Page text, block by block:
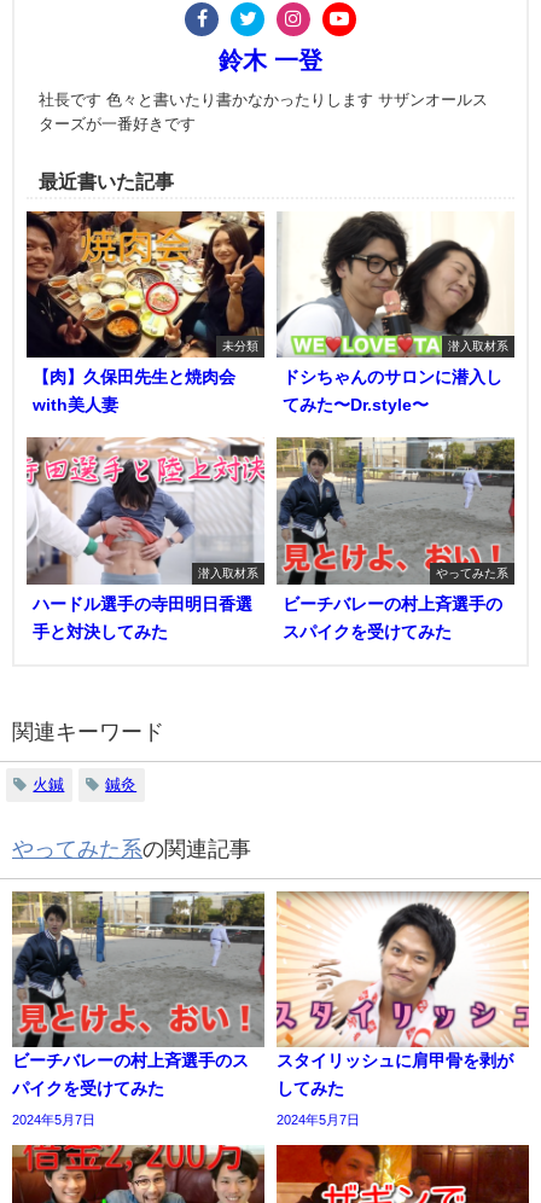
鈴木 一登
社長です 色々と書いたり書かなかったりします サザンオールス
ターズが一番好きです
最近書いた記事
未分類
【肉】久保田先生と焼肉会
with美人妻
潜入取材系
ドシちゃんのサロンに潜入し
てみた〜Dr.style〜
潜入取材系
ハードル選手の寺田明日香選
手と対決してみた
やってみた系
ビーチバレーの村上斉選手の
スパイクを受けてみた
関連キーワード
火鍼 鍼灸
やってみた系の関連記事
ビーチバレーの村上斉選手のス
パイクを受けてみた
2024年5月7日
スタイリッシュに肩甲骨を剥が
してみた
2024年5月7日